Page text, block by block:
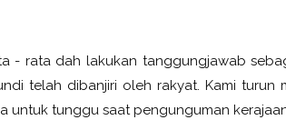
- rata dah lakukan tanggungjawab
telah dibanjiri oleh rakyat. Kami turun
untuk tunggu saat pengunguman